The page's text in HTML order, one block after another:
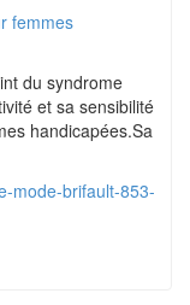
femmes
du syndrome
et sa sensibilité
handicapées.Sa
mode-brifault-853-